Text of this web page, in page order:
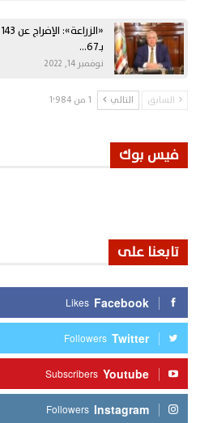
بـ67…
نوفمبر 14, 2022
السابق التالي 1 من 1٬984
فيس بوك
تابعنا على
Facebook
Likes
Twitter
Followers
Youtube
Subscribers
Instagram
Followers